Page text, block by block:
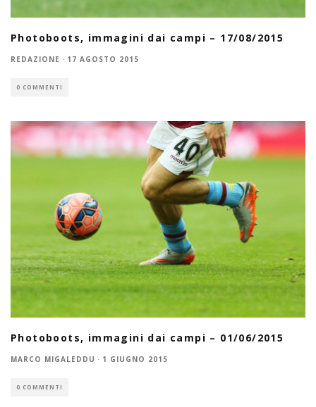
Photoboots, immagini dai campi – 17/08/2015
REDAZIONE · 17 AGOSTO 2015
0 COMMENTI
Photoboots, immagini dai campi – 01/06/2015
MARCO MIGALEDDU · 1 GIUGNO 2015
0 COMMENTI